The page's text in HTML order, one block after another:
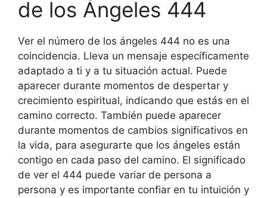
de los Ángeles 444
Ver el número de los ángeles 444 no es una
coincidencia. Lleva un mensaje específicamente
adaptado a ti y a tu situación actual. Puede
aparecer durante momentos de despertar y
crecimiento espiritual, indicando que estás en el
camino correcto. También puede aparecer
durante momentos de cambios significativos en
la vida, para asegurarte que los ángeles están
contigo en cada paso del camino. El significado
de ver el 444 puede variar de persona a
persona y es importante confiar en tu intuición y